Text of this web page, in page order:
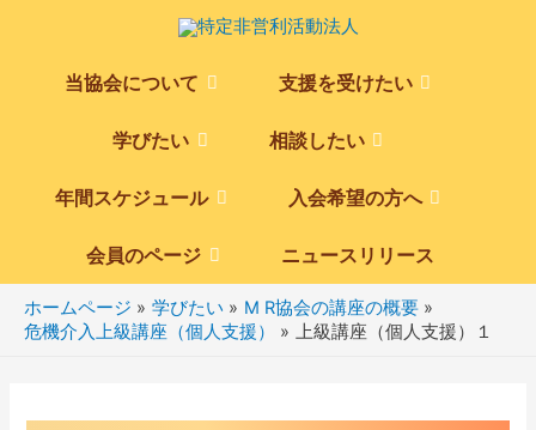
当協会について
Toggle
支援を受けたい
学びたい
Toggle
相談したい
Toggle
年間スケジュール 入会希望の方へ
会員のページ
Toggle
ニュースリリース
ホームページ 学びたい
M R協会の講座の概要
危機介入上級講座（個人支援）
上級講座（個人支援）１